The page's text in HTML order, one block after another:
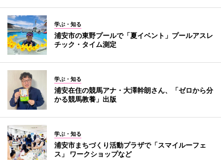
学ぶ・知る
浦安市の東野プールで「夏イベント」プールアスレ
チック・タイム測定
学ぶ・知る
浦安在住の競馬アナ・大澤幹朗さん、「ゼロから分
かる競馬教養」出版
学ぶ・知る
浦安市まちづくり活動プラザで「スマイルーフェ
ス」 ワークショップなど